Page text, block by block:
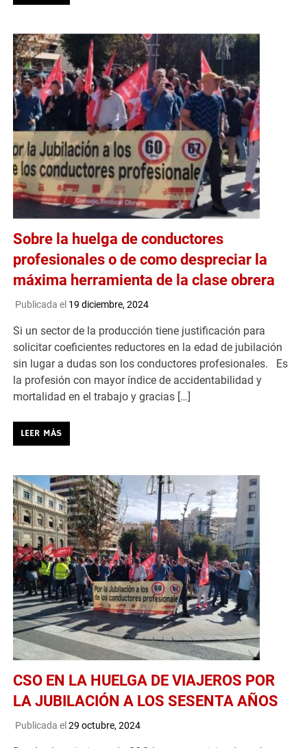
Sobre la huelga de conductores
profesionales o de como despreciar la
máxima herramienta de la clase obrera
Publicada el 19 diciembre, 2024
Si un sector de la producción tiene justificación para
solicitar coeficientes reductores en la edad de jubilación
sin lugar a dudas son los conductores profesionales. Es
la profesión con mayor índice de accidentabilidad y
mortalidad en el trabajo y gracias […]
LEER MÁS
CSO EN LA HUELGA DE VIAJEROS POR
LA JUBILACIÓN A LOS SESENTA AÑOS
Publicada el 29 octubre, 2024